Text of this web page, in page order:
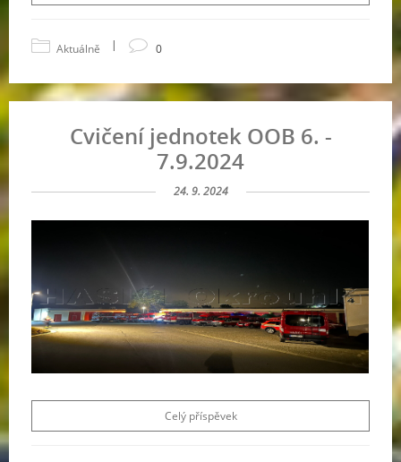
Aktuálně | 0
Cvičení jednotek OOB 6. -
7.9.2024
24. 9. 2024
Celý příspěvek